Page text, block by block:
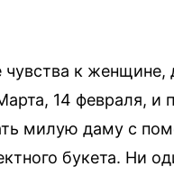
к женщине,
14 февраля, и
милую даму с
букета. Ни